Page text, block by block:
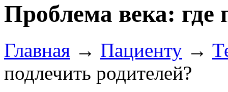
Проблема века: где
Главная → Пациенту →
подлечить родителей?